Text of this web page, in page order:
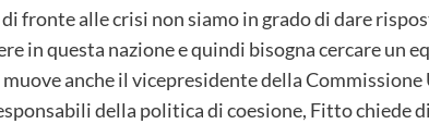
fronte alle crisi non siamo in grado di dare
in questa nazione e quindi bisogna cercare un
anche il vicepresidente della
della politica di coesione, Fitto chiede